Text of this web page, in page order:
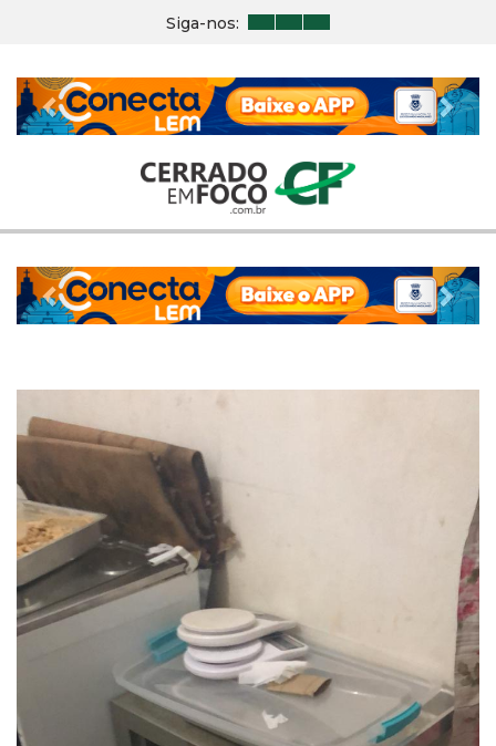
Siga-nos:
Previous Next
Previous Next